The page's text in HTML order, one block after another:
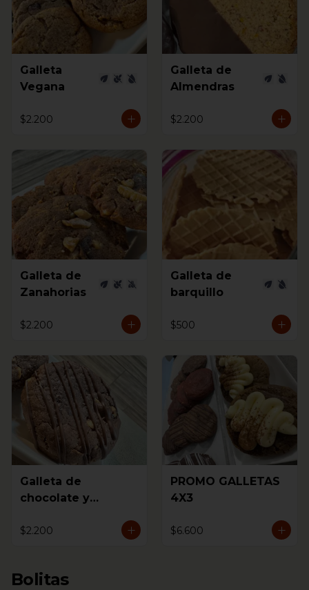
Galleta
Vegana
$2.200
Galleta de
Almendras
$2.200
Galleta de
Zanahorias
$2.200
Galleta de
barquillo
$500
Galleta de
chocolate y
$2.200
PROMO GALLETAS
4X3
$6.600
Bolitas